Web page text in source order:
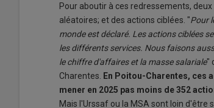
Pour aboutir à ces redressements,
aléatoires; et des actions ciblées. "Pour
monde est déclaré. Les actions ciblées
les différents services. Nous faisons
le chiffre d'affaires et la masse salariale"
Charentes.
En Poitou-Charentes, ces
mener en 2025 pas moins de 352
Mais l'Urssaf ou la MSA sont loin d'être